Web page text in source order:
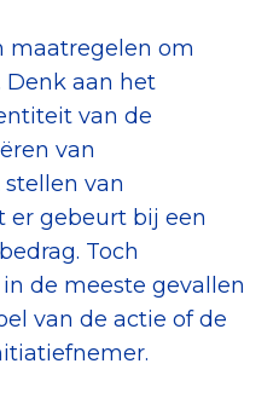
maatregelen om
Denk aan het
van de
van
van
er gebeurt bij een
Toch
de meeste gevallen
van de actie of de